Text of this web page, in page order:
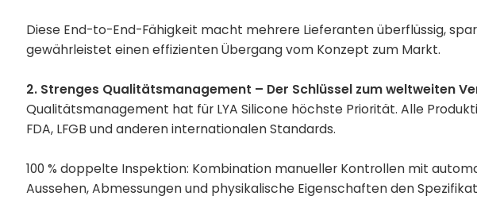
Diese End-to-End-Fähigkeit macht mehrere Lieferanten überflüssig,
gewährleistet einen effizienten Übergang vom Konzept zum Markt.
2. Strenges Qualitätsmanagement – Der Schlüssel zum weltweiten
Qualitätsmanagement hat für LYA Silicone höchste Priorität. Alle
FDA, LFGB und anderen internationalen Standards.
100 % doppelte Inspektion: Kombination manueller Kontrollen mit
Aussehen, Abmessungen und physikalische Eigenschaften den